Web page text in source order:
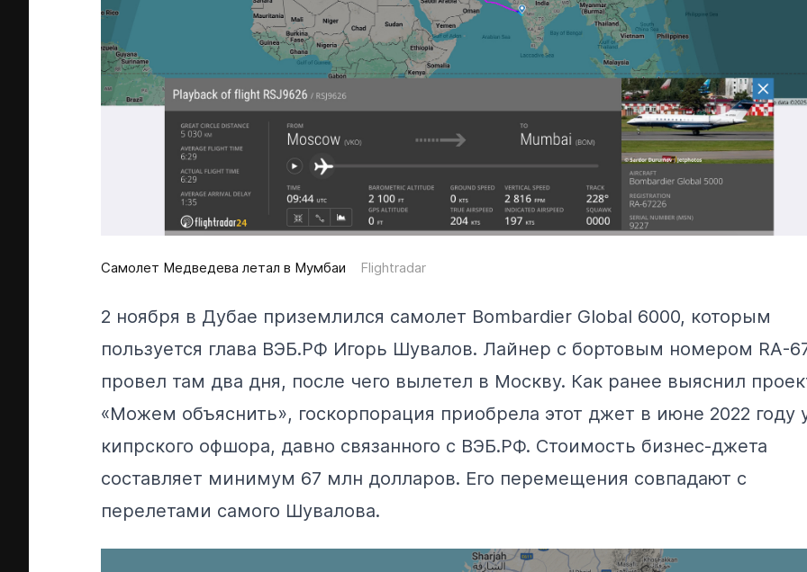
Самолет Медведева летал в Мумбаи Flightradar
2 ноября в Дубае приземлился самолет Bombardier Global 6000, которым
пользуется глава ВЭБ.РФ Игорь Шувалов. Лайнер с бортовым номером RA-
провел там два дня, после чего вылетел в Москву. Как ранее выяснил
«Можем объяснить», госкорпорация приобрела этот джет в июне 2022 году
кипрского офшора, давно связанного с ВЭБ.РФ. Стоимость бизнес-джета
составляет минимум 67 млн долларов. Его перемещения совпадают с
перелетами самого Шувалова.